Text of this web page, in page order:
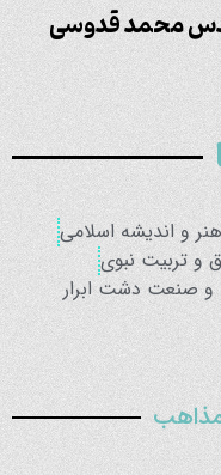
محمد قدوسی
و اندیشه اسلامی
و تربیت نبوی
صنعت دشت ابرار
مذاهب